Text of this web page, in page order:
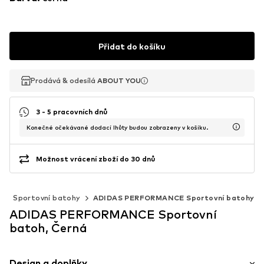
Přidat do košíku
Prodává & odesílá ABOUT YOU
Prodává & odesílá ABOUT YOU
Prodává & odesílá ABOUT YOU
3 - 5 pracovních dnů
Konečné očekávané dodací lhůty budou zobrazeny v košíku.
Možnost vrácení zboží do 30 dnů
Sportovní batohy ADIDAS PERFORMANCE Sportovní batohy
ADIDAS PERFORMANCE Sportovní
batoh, Černá